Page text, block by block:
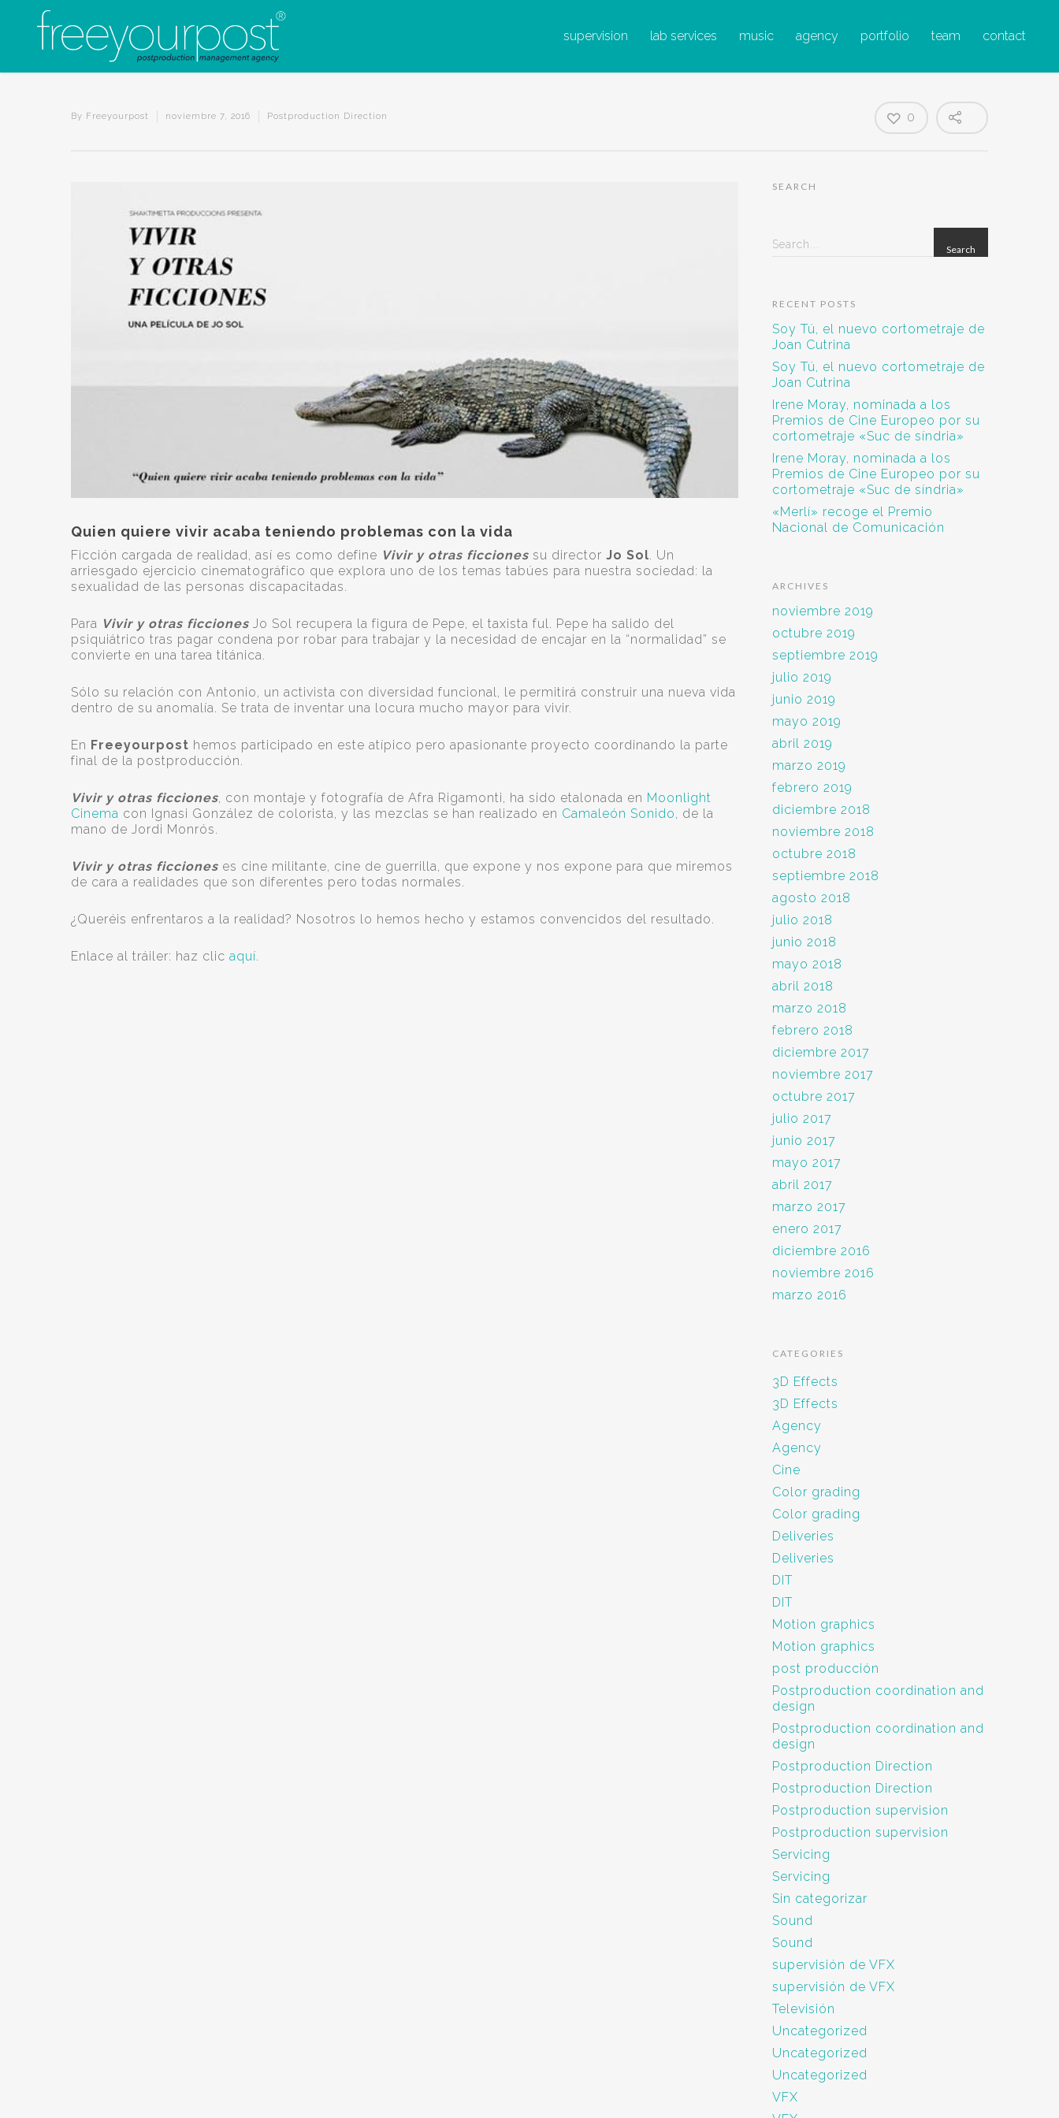
supervision lab services music agency portfolio team contact
By Freeyourpost noviembre 7, 2016 Postproduction Direction 0
Quien quiere vivir acaba teniendo problemas con la vida
Ficción cargada de realidad, así es como define Vivir y otras ficciones su director Jo Sol. Un
arriesgado ejercicio cinematográfico que explora uno de los temas tabúes para nuestra sociedad: la
sexualidad de las personas discapacitadas.
Para Vivir y otras ficciones Jo Sol recupera la figura de Pepe, el taxista ful. Pepe ha salido del
psiquiátrico tras pagar condena por robar para trabajar y la necesidad de encajar en la “normalidad” se
convierte en una tarea titánica.
Sólo su relación con Antonio, un activista con diversidad funcional, le permitirá construir una nueva vida
dentro de su anomalía. Se trata de inventar una locura mucho mayor para vivir.
En Freeyourpost hemos participado en este atípico pero apasionante proyecto coordinando la parte
final de la postproducción.
Vivir y otras ficciones, con montaje y fotografía de Afra Rigamonti, ha sido etalonada en Moonlight
Cinema con Ignasi González de colorista, y las mezclas se han realizado en Camaleón Sonido, de la
mano de Jordi Monrós.
Vivir y otras ficciones es cine militante, cine de guerrilla, que expone y nos expone para que miremos
de cara a realidades que son diferentes pero todas normales.
¿Queréis enfrentaros a la realidad? Nosotros lo hemos hecho y estamos convencidos del resultado.
Enlace al tráiler: haz clic aquí.
SEARCH
Search...
RECENT POSTS
Soy Tú, el nuevo cortometraje de
Joan Cutrina
Soy Tú, el nuevo cortometraje de
Joan Cutrina
Irene Moray, nominada a los
Premios de Cine Europeo por su
cortometraje «Suc de síndria»
Irene Moray, nominada a los
Premios de Cine Europeo por su
cortometraje «Suc de síndria»
«Merlí» recoge el Premio
Nacional de Comunicación
ARCHIVES
noviembre 2019
octubre 2019
septiembre 2019
julio 2019
junio 2019
mayo 2019
abril 2019
marzo 2019
febrero 2019
diciembre 2018
noviembre 2018
octubre 2018
septiembre 2018
agosto 2018
julio 2018
junio 2018
mayo 2018
abril 2018
marzo 2018
febrero 2018
diciembre 2017
noviembre 2017
octubre 2017
julio 2017
junio 2017
mayo 2017
abril 2017
marzo 2017
enero 2017
diciembre 2016
noviembre 2016
marzo 2016
CATEGORIES
3D Effects
3D Effects
Agency
Agency
Cine
Color grading
Color grading
Deliveries
Deliveries
DIT
DIT
Motion graphics
Motion graphics
post producción
Postproduction coordination and
design
Postproduction coordination and
design
Postproduction Direction
Postproduction Direction
Postproduction supervision
Postproduction supervision
Servicing
Servicing
Sin categorizar
Sound
Sound
supervisión de VFX
supervisión de VFX
Televisión
Uncategorized
Uncategorized
Uncategorized
VFX